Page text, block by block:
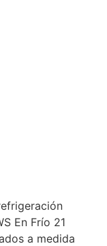
En Frío 21
a medida